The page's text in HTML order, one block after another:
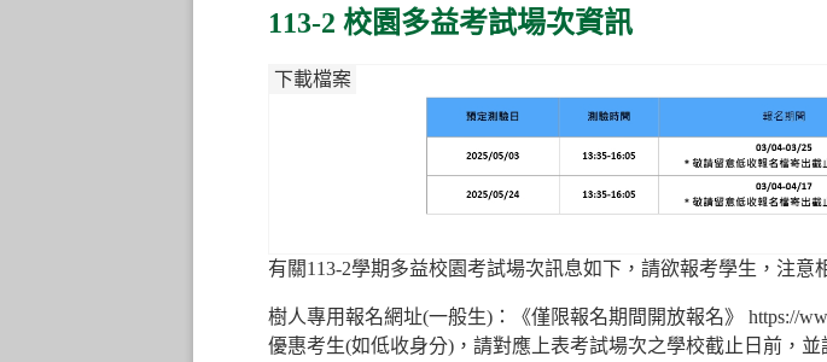
113-2 校園多益考試場次資訊
下載檔案
有關113-2學期多益校園考試場次訊息如下，請欲報考學生，注意
樹人專用報名網址(一般生)：《僅限報名期間開放報名》 https://
優惠考生(如低收身分)，請對應上表考試場次之學校截止日前，